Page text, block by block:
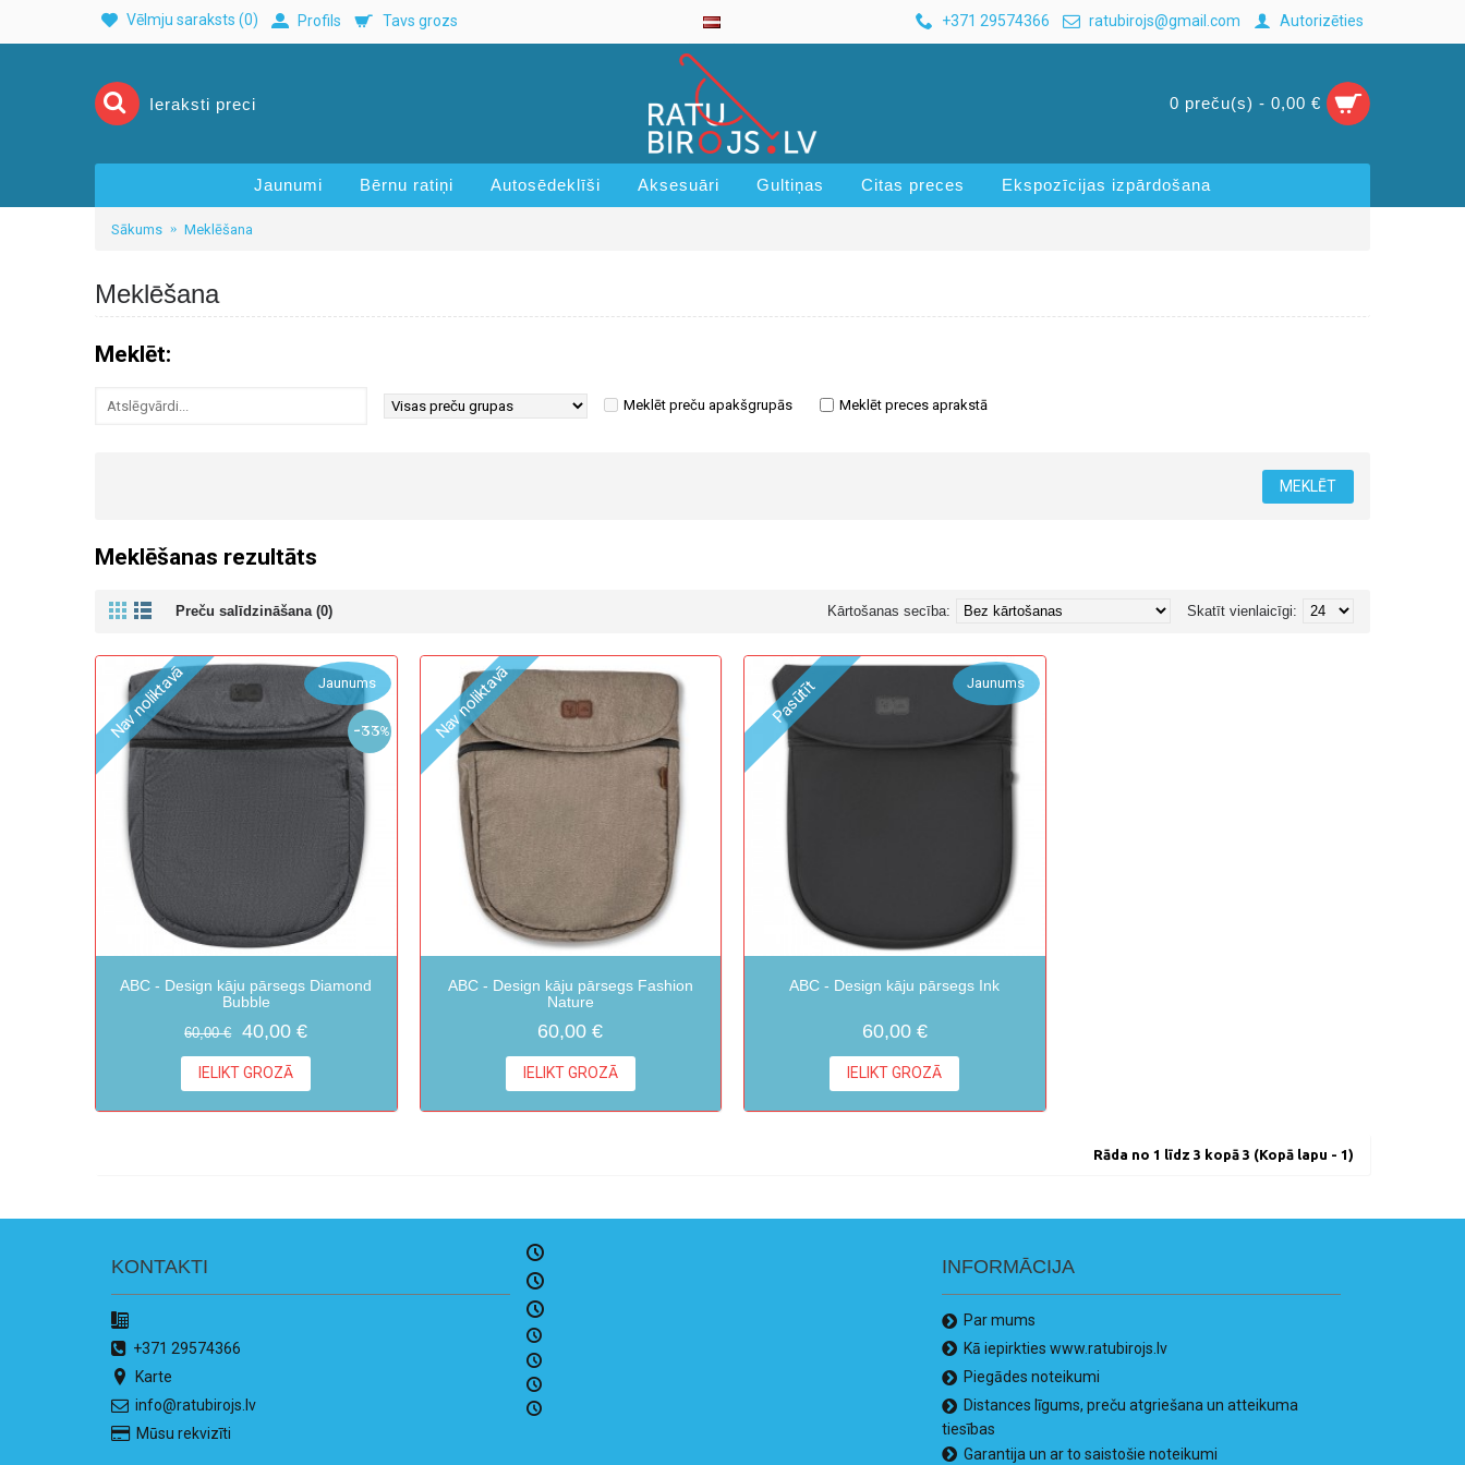
Vēlmju saraksts (0) Profils Tavs grozs +371 29574366 ratubirojs@gmail.com Autorizēties
0 preču(s) - 0,00 €
Jaunumi Bērnu ratiņi Autosēdeklīši Aksesuāri Gultiņas Citas preces Ekspozīcijas izpārdošana
Sākums Meklēšana
Meklēšana
Meklēt:
Meklēt preču apakšgrupās Meklēt preces aprakstā
Meklēšanas rezultāts
Preču salīdzināšana (0) Skatīt vienlaicīgi:
Kārtošanas secība:
Jaunums
-33%
Nav noliktavā
ABC - Design kāju pārsegs Diamond
Bubble
60,00 € 40,00 €
IELIKT GROZĀ
Nav noliktavā
ABC - Design kāju pārsegs Fashion
Nature
60,00 €
IELIKT GROZĀ
Jaunums
Pasūtīt
ABC - Design kāju pārsegs Ink
60,00 €
IELIKT GROZĀ
Rāda no 1 līdz 3 kopā 3 (Kopā lapu - 1)
KONTAKTI
+371 29574366
Karte
info@ratubirojs.lv
Mūsu rekvizīti
INFORMĀCIJA
Par mums
Kā iepirkties www.ratubirojs.lv
Piegādes noteikumi
Distances līgums, preču atgriešana un atteikuma
tiesības
Garantija un ar to saistošie noteikumi